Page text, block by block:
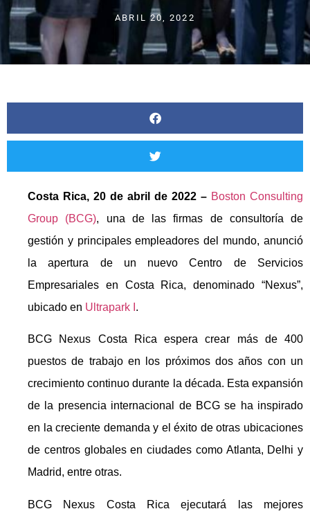
ABRIL 20, 2022
Costa Rica, 20 de abril de 2022 – Boston Consulting
Group (BCG), una de las firmas de consultoría de
gestión y principales empleadores del mundo, anunció
la apertura de un nuevo Centro de Servicios
Empresariales en Costa Rica, denominado “Nexus”,
ubicado en Ultrapark I .
BCG Nexus Costa Rica espera crear más de 400
puestos de trabajo en los próximos dos años con un
crecimiento continuo durante la década. Esta expansión
de la presencia internacional de BCG se ha inspirado
en la creciente demanda y el éxito de otras ubicaciones
de centros globales en ciudades como Atlanta, Delhi y
Madrid, entre otras.
BCG Nexus Costa Rica ejecutará las mejores